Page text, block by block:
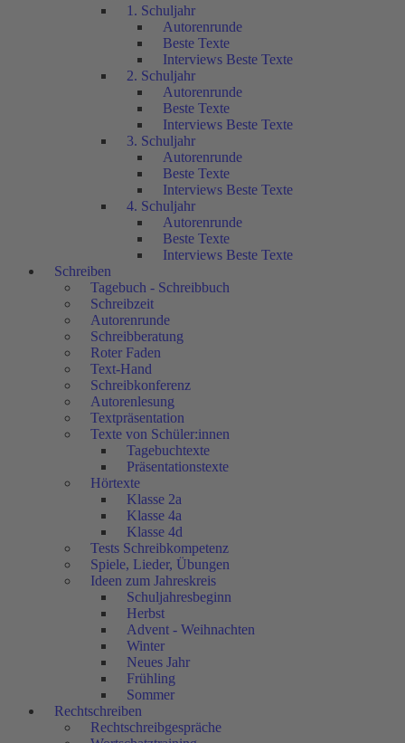
1. Schuljahr
Autorenrunde
Beste Texte
Interviews Beste Texte
2. Schuljahr
Autorenrunde
Beste Texte
Interviews Beste Texte
3. Schuljahr
Autorenrunde
Beste Texte
Interviews Beste Texte
4. Schuljahr
Autorenrunde
Beste Texte
Interviews Beste Texte
Schreiben
Tagebuch - Schreibbuch
Schreibzeit
Autorenrunde
Schreibberatung
Roter Faden
Text-Hand
Schreibkonferenz
Autorenlesung
Textpräsentation
Texte von Schüler:innen
Tagebuchtexte
Präsentationstexte
Hörtexte
Klasse 2a
Klasse 4a
Klasse 4d
Tests Schreibkompetenz
Spiele, Lieder, Übungen
Ideen zum Jahreskreis
Schuljahresbeginn
Herbst
Advent - Weihnachten
Winter
Neues Jahr
Frühling
Sommer
Rechtschreiben
Rechtschreibgespräche